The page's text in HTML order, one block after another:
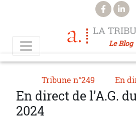
Aller au contenu principal
LA
Le Blog
Tribune n°249 En
En direct de l’A.G.
2024